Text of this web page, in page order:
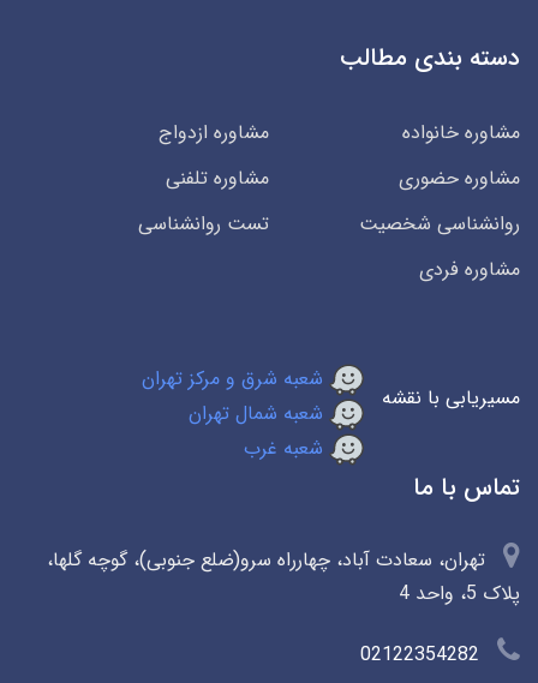
دسته بندی مطالب
مشاوره خانواده
مشاوره ازدواج
مشاوره حضوری
مشاوره تلفنی
روانشناسی شخصیت
تست روانشناسی
مشاوره فردی
مسیریابی با نقشه
شعبه شرق و مرکز تهران
شعبه شمال تهران
شعبه غرب
تماس با ما
تهران، سعادت آباد، چهارراه سرو(ضلع جنوبی)، گوچه گلها،
پلاک 5، واحد 4
02122354282